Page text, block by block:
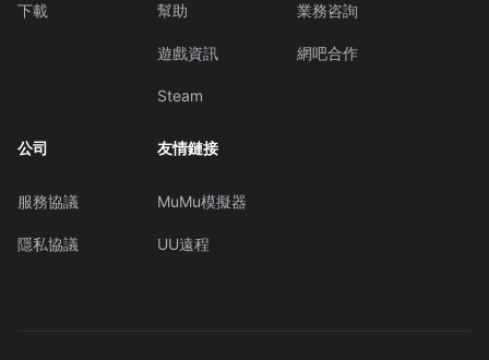
下載 幫助
遊戲資訊
Steam
業務咨詢
網吧合作
公司
服務協議
隱私協議
友情鏈接
MuMu模擬器
UU遠程